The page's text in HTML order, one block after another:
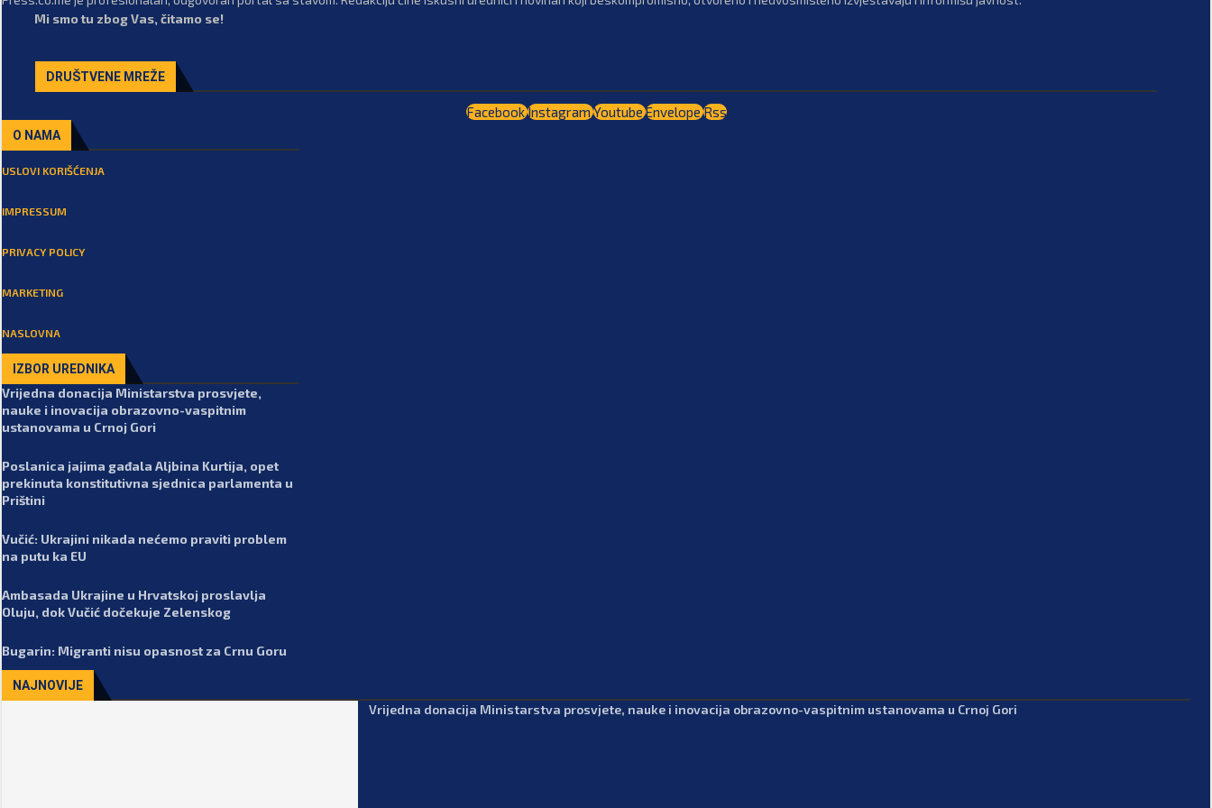
Mi smo tu zbog Vas, čitamo se!
DRUŠTVENE MREŽE
FacebookInstagramYoutubeEnvelopeRss
O NAMA
USLOVI KORIŠĆENJA
IMPRESSUM
PRIVACY POLICY
MARKETING
NASLOVNA
IZBOR UREDNIKA
Vrijedna donacija Ministarstva prosvjete,
nauke i inovacija obrazovno-vaspitnim
ustanovama u Crnoj Gori
Poslanica jajima gađala Aljbina Kurtija, opet
prekinuta konstitutivna sjednica parlamenta u
Prištini
Vučić: Ukrajini nikada nećemo praviti problem
na putu ka EU
Ambasada Ukrajine u Hrvatskoj proslavlja
Oluju, dok Vučić dočekuje Zelenskog
Bugarin: Migranti nisu opasnost za Crnu Goru
NAJNOVIJE
Vrijedna donacija Ministarstva prosvjete, nauke i inovacija obrazovno-vaspitnim ustanovama u Crnoj Gori